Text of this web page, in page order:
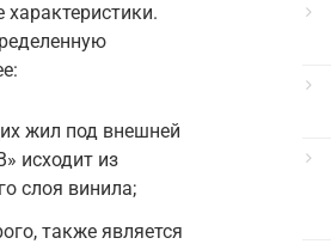
характеристики.
жил под внешней
исходит из
слоя винила;
также является